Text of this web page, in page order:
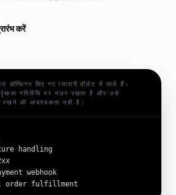
करें
कॉन्फ़िगर किए गए व्यापारी वॉलेट में जाते हैं।
गतिविधि पर नज़र रखता है और उसे
रखने की आवश्यकता नहीं है।
handling
webhook
order fulfillment